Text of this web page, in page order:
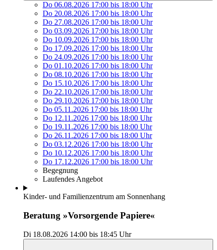
Do 06.08.2026 17:00 bis 18:00 Uhr
Do 20.08.2026 17:00 bis 18:00 Uhr
Do 27.08.2026 17:00 bis 18:00 Uhr
Do 03.09.2026 17:00 bis 18:00 Uhr
Do 10.09.2026 17:00 bis 18:00 Uhr
Do 17.09.2026 17:00 bis 18:00 Uhr
Do 24.09.2026 17:00 bis 18:00 Uhr
Do 01.10.2026 17:00 bis 18:00 Uhr
Do 08.10.2026 17:00 bis 18:00 Uhr
Do 15.10.2026 17:00 bis 18:00 Uhr
Do 22.10.2026 17:00 bis 18:00 Uhr
Do 29.10.2026 17:00 bis 18:00 Uhr
Do 05.11.2026 17:00 bis 18:00 Uhr
Do 12.11.2026 17:00 bis 18:00 Uhr
Do 19.11.2026 17:00 bis 18:00 Uhr
Do 26.11.2026 17:00 bis 18:00 Uhr
Do 03.12.2026 17:00 bis 18:00 Uhr
Do 10.12.2026 17:00 bis 18:00 Uhr
Do 17.12.2026 17:00 bis 18:00 Uhr
Begegnung
Laufendes Angebot
Kinder- und Familienzentrum am Sonnenhang
Beratung »Vorsorgende Papiere«
Di 18.08.2026 14:00 bis 18:45 Uhr